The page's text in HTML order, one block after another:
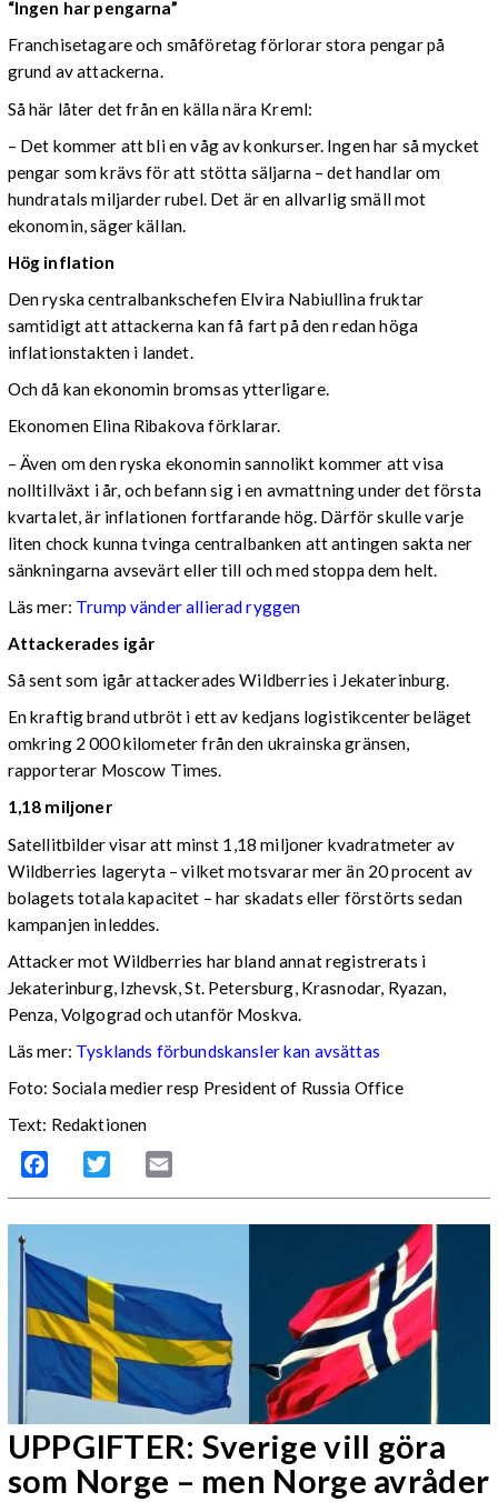
“Ingen har pengarna”
Franchisetagare och småföretag förlorar stora pengar på
grund av attackerna.
Så här låter det från en källa nära Kreml:
– Det kommer att bli en våg av konkurser. Ingen har så mycket
pengar som krävs för att stötta säljarna – det handlar om
hundratals miljarder rubel. Det är en allvarlig smäll mot
ekonomin, säger källan.
Hög inflation
Den ryska centralbankschefen Elvira Nabiullina fruktar
samtidigt att attackerna kan få fart på den redan höga
inflationstakten i landet.
Och då kan ekonomin bromsas ytterligare.
Ekonomen Elina Ribakova förklarar.
– Även om den ryska ekonomin sannolikt kommer att visa
nolltillväxt i år, och befann sig i en avmattning under det första
kvartalet, är inflationen fortfarande hög. Därför skulle varje
liten chock kunna tvinga centralbanken att antingen sakta ner
sänkningarna avsevärt eller till och med stoppa dem helt.
Läs mer: Trump vänder allierad ryggen
Attackerades igår
Så sent som igår attackerades Wildberries i Jekaterinburg.
En kraftig brand utbröt i ett av kedjans logistikcenter beläget
omkring 2 000 kilometer från den ukrainska gränsen,
rapporterar Moscow Times.
1,18 miljoner
Satellitbilder visar att minst 1,18 miljoner kvadratmeter av
Wildberries lageryta – vilket motsvarar mer än 20 procent av
bolagets totala kapacitet – har skadats eller förstörts sedan
kampanjen inleddes.
Attacker mot Wildberries har bland annat registrerats i
Jekaterinburg, Izhevsk, St. Petersburg, Krasnodar, Ryazan,
Penza, Volgograd och utanför Moskva.
Läs mer: Tysklands förbundskansler kan avsättas
Foto: Sociala medier resp President of Russia Office
Text: Redaktionen
Facebook Twitter
UPPGIFTER: Sverige vill göra
som Norge – men Norge avråder